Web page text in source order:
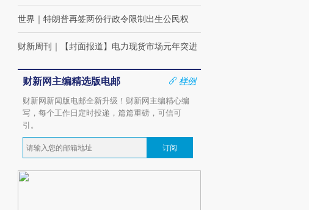
世界 ｜ 特朗普再签两份行政令限制出生公民权
财新周刊 ｜ 【封面报道】电力现货市场元年突进
财新网主编精选版电邮
样例
财新网新闻版电邮全新升级！财新网主编精心编
写，每个工作日定时投递，篇篇重磅，可信可
引。
订阅